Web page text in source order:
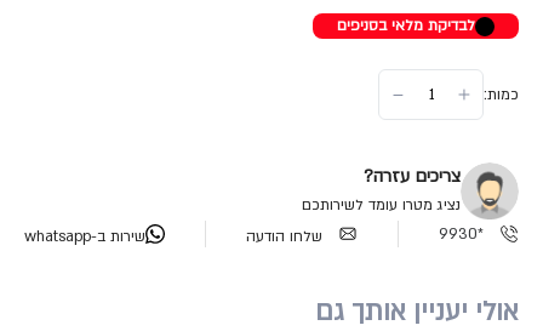
לבדיקת מלאי בסניפים
כמות:
צריכים עזרה?
נציג מטרו עומד לשירותכם
*9930
שלחו הודעה שירות ב-whatsapp
אולי יעניין אותך גם